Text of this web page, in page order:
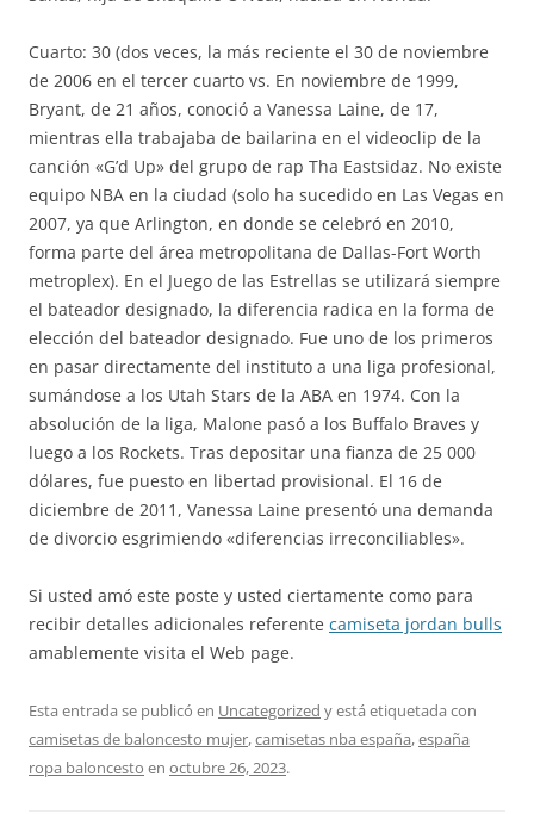
Cuarto: 30 (dos veces, la más reciente el 30 de noviembre
de 2006 en el tercer cuarto vs. En noviembre de 1999,
Bryant, de 21 años, conoció a Vanessa Laine, de 17,
mientras ella trabajaba de bailarina en el videoclip de la
canción «G’d Up» del grupo de rap Tha Eastsidaz. No existe
equipo NBA en la ciudad (solo ha sucedido en Las Vegas en
2007, ya que Arlington, en donde se celebró en 2010,
forma parte del área metropolitana de Dallas-Fort Worth
metroplex). En el Juego de las Estrellas se utilizará siempre
el bateador designado, la diferencia radica en la forma de
elección del bateador designado. Fue uno de los primeros
en pasar directamente del instituto a una liga profesional,
sumándose a los Utah Stars de la ABA en 1974. Con la
absolución de la liga, Malone pasó a los Buffalo Braves y
luego a los Rockets. Tras depositar una fianza de 25 000
dólares, fue puesto en libertad provisional. El 16 de
diciembre de 2011, Vanessa Laine presentó una demanda
de divorcio esgrimiendo «diferencias irreconciliables».
Si usted amó este poste y usted ciertamente como para
recibir detalles adicionales referente camiseta jordan bulls
amablemente visita el Web page.
Esta entrada se publicó en Uncategorized y está etiquetada con
camisetas de baloncesto mujer,camisetas nba españa,españa
ropa baloncesto en octubre 26, 2023.